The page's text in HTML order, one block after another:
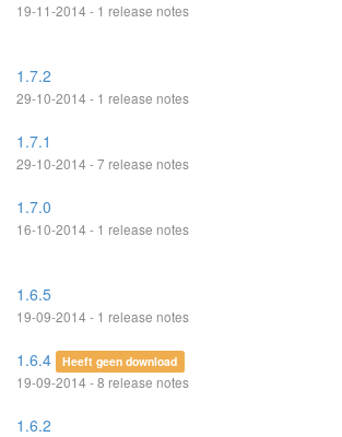
19-11-2014 - 1 release notes
1.7.2
29-10-2014 - 1 release notes
1.7.1
29-10-2014 - 7 release notes
1.7.0
16-10-2014 - 1 release notes
1.6.5
19-09-2014 - 1 release notes
1.6.4 Heeft geen download
19-09-2014 - 8 release notes
1.6.2